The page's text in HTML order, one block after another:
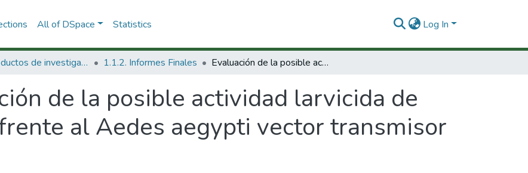
All of DSpace Statistics Log In
1.1 Productos de investigación 1.1.2. Informes Finales Evaluación de la posible actividad larvicida de aceites esenciales frente al Aedes aegypti vector transmisor del dengue
de la posible actividad larvicida de
al Aedes aegypti vector transmisor